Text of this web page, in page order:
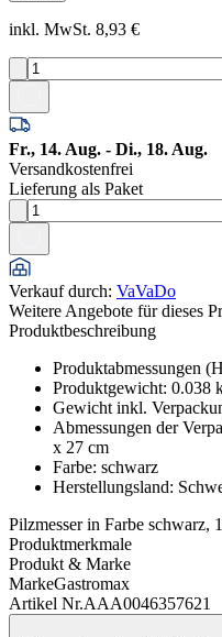
inkl. MwSt. 8,93 €
Fr., 14. Aug. - Di., 18. Aug.
Versandkostenfrei
Lieferung als Paket
Verkauf durch: VaVaDo
Weitere Angebote für dieses
Produktbeschreibung
Produktabmessungen
Produktgewicht: 0.038
Gewicht inkl.
Abmessungen der
x 27 cm
Farbe: schwarz
Herstellungsland:
Pilzmesser in Farbe schwarz,
Produktmerkmale
Produkt & Marke
MarkeGastromax
Artikel Nr.AAA0046357621